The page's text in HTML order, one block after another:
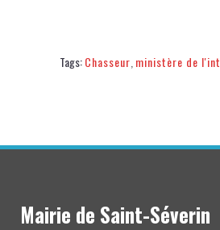
Tags:Chasseur ministère de
Mairie de Saint-Séverin